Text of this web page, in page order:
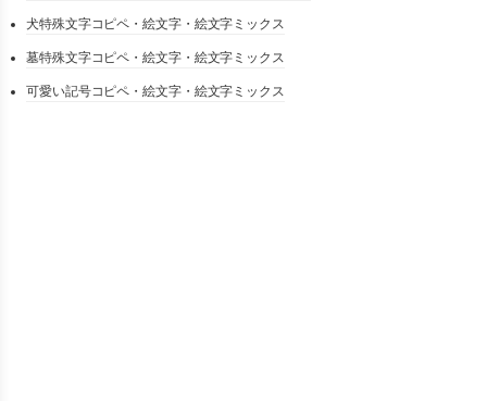
犬特殊文字コピペ・絵文字・絵文字ミックス
墓特殊文字コピペ・絵文字・絵文字ミックス
可愛い記号コピペ・絵文字・絵文字ミックス